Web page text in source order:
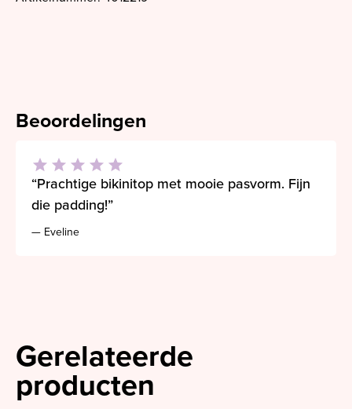
Beoordelingen
“Prachtige bikinitop met mooie pasvorm. Fijn
die padding!”
— Eveline
Gerelateerde
producten